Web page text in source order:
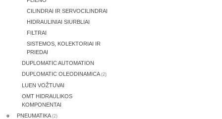
CILINDRAI IR SERVOCILINDRAI
HIDRAULINIAI SIURBLIAI
FILTRAI
SISTEMOS, KOLEKTORIAI IR
PRIEDAI
DUPLOMATIC AUTOMATION
DUPLOMATIC OLEODINAMICA (2)
LUEN VOŽTUVAI
OMT HIDRAULIKOS
KOMPONENTAI
PNEUMATIKA (2)